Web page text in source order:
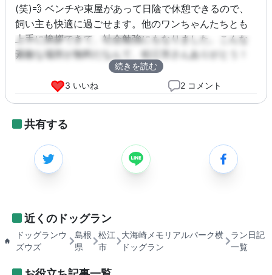
(笑)💨 ベンチや東屋があって日陰で休憩できるので、
飼い主も快適に過ごせます。他のワンちゃんたちとも
上手に挨拶できて、社会勉強にもなりました。こんな
素敵な場所が無料だなんて、松江市さんありがとう！
続きを読む
3 いいね
2 コメント
共有する
近くのドッグラン
ドッグランウ
ズウズ
島根
県
松江
市
大海崎メモリアルパーク横
ドッグラン
ラン日記
一覧